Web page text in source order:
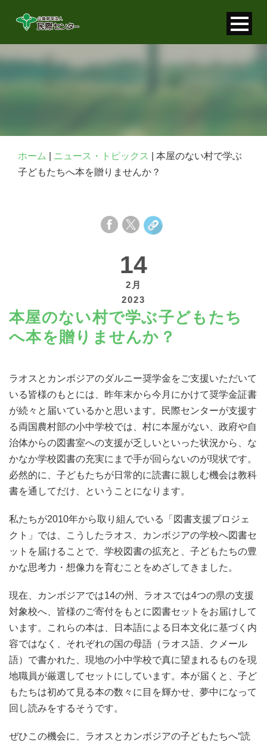
お問い合わせ
寄付する
ホーム ニュース・トピックス
本屋のない村で学ぶ
子どもたちへ本を贈りませんか？
14
2月
2023
本屋のない村で学ぶ子どもたち
へ本を贈りませんか？
ラオスとカンボジアのダルニー奨学金をご支援いただいて
いる皆様のもとには、昨年末から今月にかけて奨学金証書
が続々と届いているかと思います。民際センターが支援す
る両国農村部の小中学校では、村に本屋がない、政府や自
治体からの図書室への支援が乏しいといった状況から、な
かなか学校図書の充実にまで手が回らないのが現状です。
必然的に、子どもたちが日常的に読書に親しむ機会は教科
書を通してだけ、ということになります。
私たちが2010年から取り組んでいる「図書支援プロジェ
クト」では、こうしたラオス、カンボジアの学校へ図書セ
ットを届けることで、学校図書の拡充と、子どもたちの豊
かな思考力・想像力を育むことをめざしてきました。
現在、カンボジアでは14の州、ラオスでは4つの県の支援
対象校へ、皆様のご寄付をもとに図書セットをお届けして
います。これらの本は、日本語による日本文化に基づく内
容ではなく、それぞれの国の母語（ラオス語、クメール
語）で書かれた、現地の小中学校で真に望まれるものを現
地職員が厳選してセットにしています。本が届くと、子ど
もたちは初めて見る本の数々に目を輝かせ、夢中になって
回し読みをするそうです。
ぜひこの機会に、ラオスとカンボジアの子どもたちへ“読